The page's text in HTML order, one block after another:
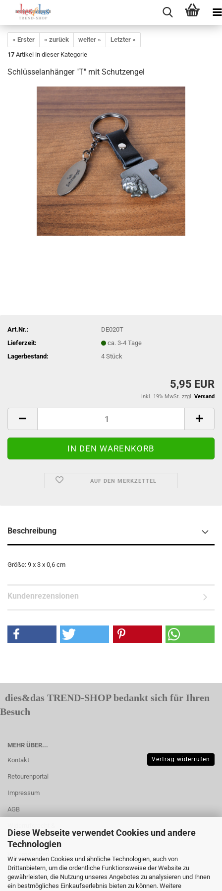
Diese Webseite verwendet Cookies und andere
Technologien
Wir verwenden Cookies und ähnliche Technologien, auch von
Drittanbietern, um die ordentliche Funktionsweise der Website zu
gewährleisten, die Nutzung unseres Angebotes zu analysieren und Ihnen
ein bestmögliches Einkaufserlebnis bieten zu können. Weitere
« Erster « zurück weiter »
Letzter »
17 Artikel in dieser Kategorie
Schlüsselanhänger "T" mit Schutzengel
Art.Nr.:
DE020T
Lieferzeit:
ca. 3-4 Tage
Lagerbestand:
4Stück
5,95 EUR
inkl. 19% MwSt. zzgl. Versand
AUF DEN MERKZETTEL
Beschreibung
Größe: 9 x 3 x 0,6 cm
Kundenrezensionen
dies&das TREND-SHOP bedankt sich für Ihren
Besuch
MEHR ÜBER...
Kontakt
Retourenportal
Impressum
AGB
Muster-
Widerrufsformular
Versand- &
Zahlungsbedingungen
Vertrag widerrufen